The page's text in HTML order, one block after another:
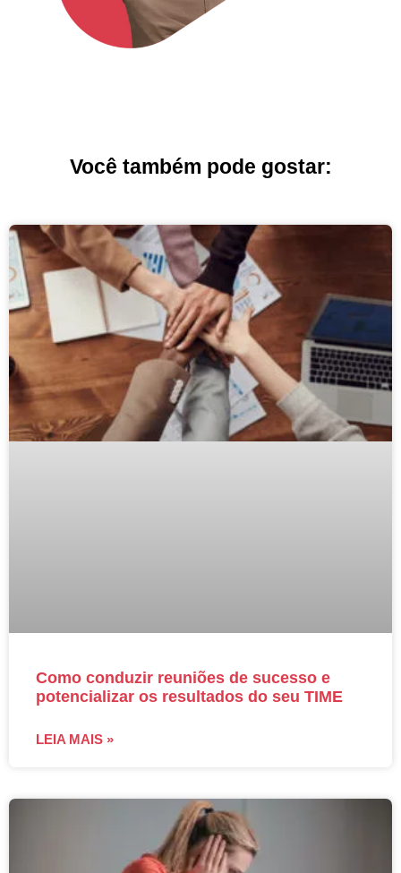
Você também pode gostar:
Como conduzir reuniões de sucesso e
potencializar os resultados do seu TIME
LEIA MAIS »